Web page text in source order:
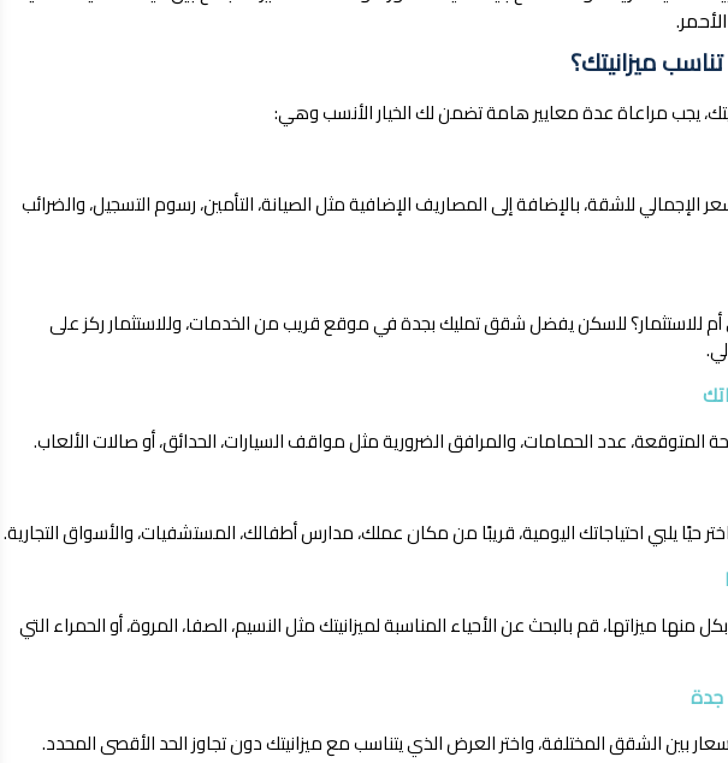
ميزانيتك؟
يجب مراعاة عدة معايير هامة تضمن لك الخيار الأنسب وهي:
للشقة، بالإضافة إلى المصاريف الإضافية مثل الصيانة، التأمين، رسوم التسجيل، والضرائب
للاستثمار؟ للسكن يفضل شقق تمليك بجدة في موقع قريب من الخدمات، وللاستثمار ركز على
عدد الحمامات، والمرافق الضرورية مثل مواقف السيارات، الحدائق، أو صالات الألعاب.
حيًا يلبي احتياجاتك اليومية، قريبًا من مكان عملك، مدارس أطفالك، المستشفيات، والأسواق التجارية.
ميزاتها، قم بالبحث عن الأحياء المناسبة لميزانيتك مثل النسيم، الصفا، المروة، أو الحمراء التي
جدة
بين الشقق المختلفة، واختر العرض الذي يتناسب مع ميزانيتك دون تجاوز الحد الأقصى المحدد.